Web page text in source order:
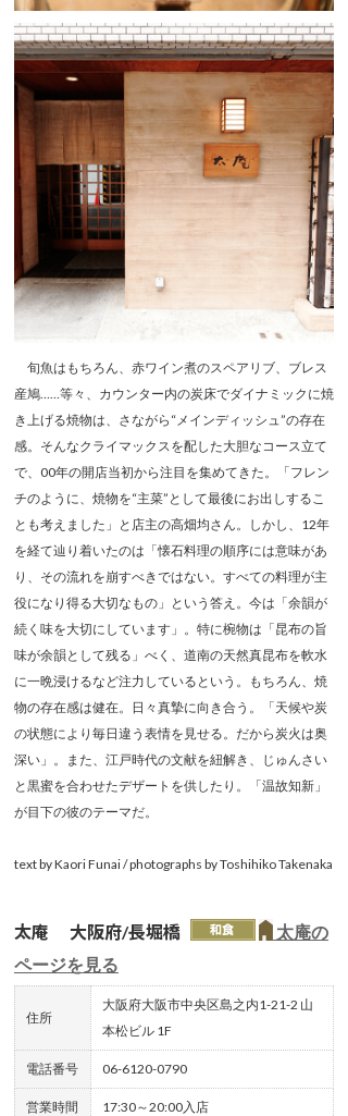
旬魚はもちろん、赤ワイン煮のスペアリブ、ブレス
産鳩……等々、カウンター内の炭床でダイナミックに焼
き上げる焼物は、さながら“メインディッシュ”の存在
感。そんなクライマックスを配した大胆なコース立て
で、00年の開店当初から注目を集めてきた。「フレン
チのように、焼物を“主菜”として最後にお出しするこ
とも考えました」と店主の高畑均さん。しかし、12年
を経て辿り着いたのは「懐石料理の順序には意味があ
り、その流れを崩すべきではない。すべての料理が主
役になり得る大切なもの」という答え。今は「余韻が
続く味を大切にしています」。特に椀物は「昆布の旨
味が余韻として残る」べく、道南の天然真昆布を軟水
に一晩浸けるなど注力しているという。もちろん、焼
物の存在感は健在。日々真摯に向き合う。「天候や炭
の状態により毎日違う表情を見せる。だから炭火は奥
深い」。また、江戸時代の文献を紐解き、じゅんさい
と黒蜜を合わせたデザートを供したり。「温故知新」
が目下の彼のテーマだ。
text by Kaori Funai / photographs by Toshihiko Takenaka
太庵 大阪府/長堀橋
太庵の
ページを見る
住所
大阪府大阪市中央区島之内1-21-2 山
本松ビル 1F
電話番号 06-6120-0790
営業時間 17:30～20:00入店